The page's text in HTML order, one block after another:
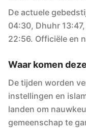
De actuele
04:30, Dhuhr
22:56. Officiële en
Waar komen
De tijden worden
instellingen en
landen om
gemeenschap te